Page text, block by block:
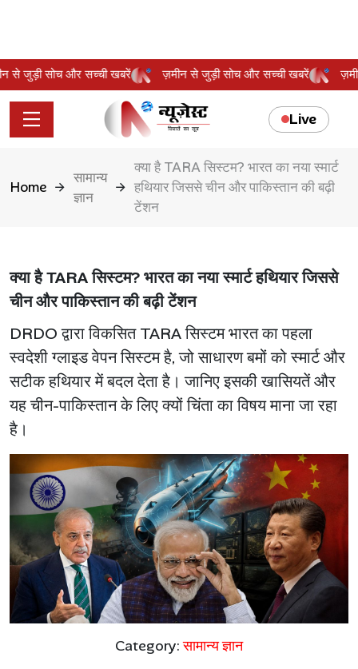
से जुड़ी सोच और सच्ची खबरें ज़मीन से जुड़ी सोच और सच्ची खबरें
Live
Home
सामान्य
ज्ञान
क्या है TARA सिस्टम? भारत का नया स्मार्ट
हथियार जिससे चीन और पाकिस्तान की बढ़ी
टेंशन
क्या है TARA सिस्टम? भारत का नया स्मार्ट हथियार जिससे
चीन और पाकिस्तान की बढ़ी टेंशन
DRDO द्वारा विकसित TARA सिस्टम भारत का पहला
स्वदेशी ग्लाइड वेपन सिस्टम है, जो साधारण बमों को स्मार्ट और
सटीक हथियार में बदल देता है। जानिए इसकी खासियतें और
यह चीन-पाकिस्तान के लिए क्यों चिंता का विषय माना जा रहा
है।
Category:सामान्य ज्ञान